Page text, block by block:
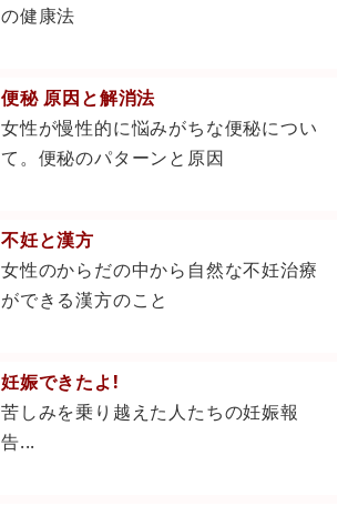
の健康法
便秘 原因と解消法
女性が慢性的に悩みがちな便秘につい
て。便秘のパターンと原因
不妊と漢方
女性のからだの中から自然な不妊治療
ができる漢方のこと
妊娠できたよ!
苦しみを乗り越えた人たちの妊娠報
告...